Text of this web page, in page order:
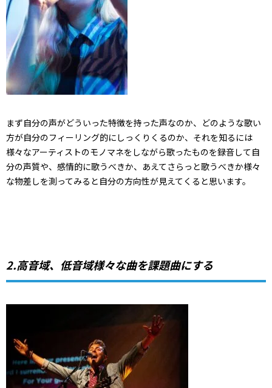
まず自分の声がどういった特徴を持った声なのか、どのような歌い
方が自分のフィーリング的にしっくりくるのか、それを知るには
様々なアーティストのモノマネをしながら歌ったものを録音して自
分の声質や、感情的に歌うべきか、あえてさらっと歌うべきか様々
な物差しを測ってみると自分の方向性が見えてくると思います。
2.高音域、低音域様々な曲を課題曲にする